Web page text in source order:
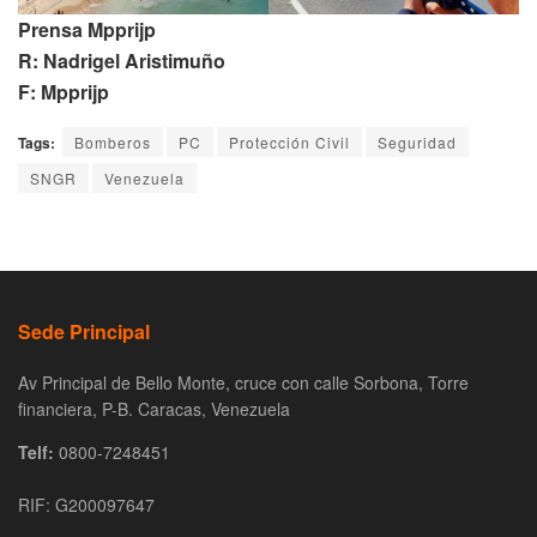
Prensa Mpprijp
R: Nadrigel Aristimuño
F: Mpprijp
Tags: Bomberos PC Protección Civil
Seguridad
SNGR
Venezuela
Sede Principal
Av Principal de Bello Monte, cruce con calle Sorbona, Torre
financiera, P-B. Caracas, Venezuela
Telf: 0800-7248451
RIF: G200097647